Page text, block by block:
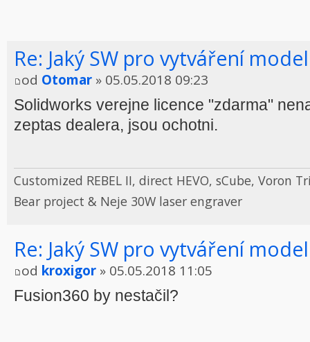
Re: Jaký SW pro vytváření
od Otomar » 05.05.2018 09:23
Solidworks verejne licence "zdarma"
zeptas dealera, jsou ochotni.
Customized REBEL II, direct HEVO, sCube, Voron
Bear project & Neje 30W laser engraver
Re: Jaký SW pro vytváření
od kroxigor » 05.05.2018 11:05
Fusion360 by nestačil?